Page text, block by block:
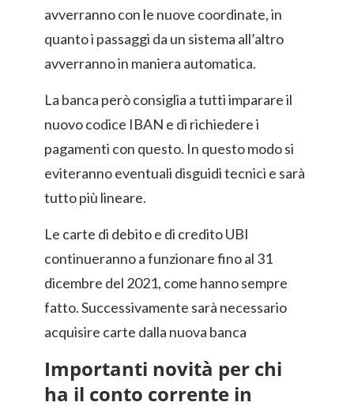
avverranno con le nuove coordinate, in
quanto i passaggi da un sistema all’altro
avverranno in maniera automatica.
La banca però consiglia a tutti imparare il
nuovo codice IBAN e di richiedere i
pagamenti con questo. In questo modo si
eviteranno eventuali disguidi tecnici e sarà
tutto più lineare.
Le carte di debito e di credito UBI
continueranno a funzionare fino al 31
dicembre del 2021, come hanno sempre
fatto. Successivamente sarà necessario
acquisire carte dalla nuova banca
Importanti novità per chi
ha il conto corrente in